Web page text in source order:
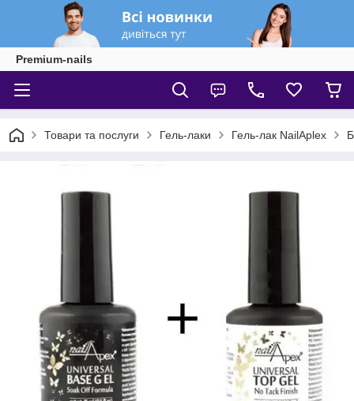
Premium-nails
Товари та послуги Гель-лаки Гель-лак NailAplex